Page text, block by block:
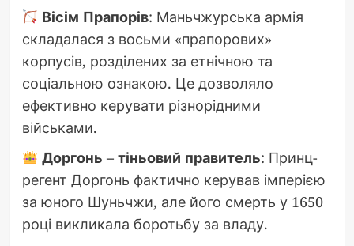
Вісім Прапорів: Маньчжурська армія
складалася з восьми «прапорових»
корпусів, розділених за етнічною та
соціальною ознакою. Це дозволяло
ефективно керувати різнорідними
військами.
Доргонь – тіньовий правитель: Принц-
регент Доргонь фактично керував імперією
за юного Шуньчжи, але його смерть у 1650
році викликала боротьбу за владу.